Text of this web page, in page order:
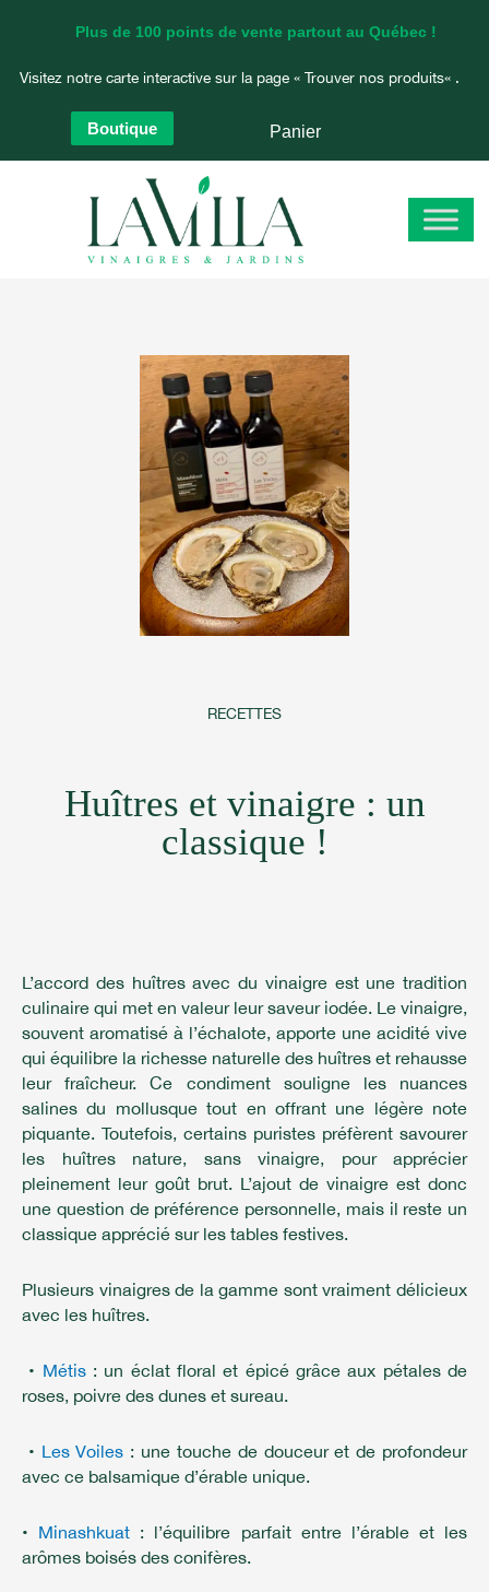
Plus de 100 points de vente partout au Québec !
Visitez notre carte interactive sur la page « Trouver nos produits« .
Boutique Panier
RECETTES
Huîtres et vinaigre : un
classique !
L’accord des huîtres avec du vinaigre est une tradition
culinaire qui met en valeur leur saveur iodée. Le vinaigre,
souvent aromatisé à l’échalote, apporte une acidité vive
qui équilibre la richesse naturelle des huîtres et rehausse
leur fraîcheur. Ce condiment souligne les nuances
salines du mollusque tout en offrant une légère note
piquante. Toutefois, certains puristes préfèrent savourer
les huîtres nature, sans vinaigre, pour apprécier
pleinement leur goût brut. L’ajout de vinaigre est donc
une question de préférence personnelle, mais il reste un
classique apprécié sur les tables festives.
Plusieurs vinaigres de la gamme sont vraiment délicieux
avec les huîtres.
• Métis: un éclat floral et épicé grâce aux pétales de
roses, poivre des dunes et sureau.
• Les Voiles : une touche de douceur et de profondeur
avec ce balsamique d’érable unique.
• Minashkuat : l’équilibre parfait entre l’érable et les
arômes boisés des conifères.